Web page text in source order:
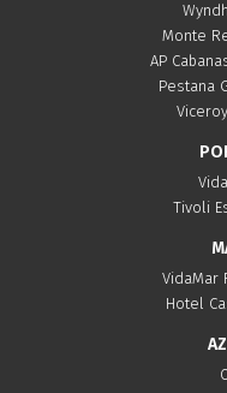
Monte
AP
Pestana
Tivoli
VidaMar
Hotel